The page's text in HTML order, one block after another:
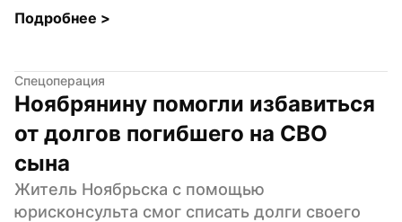
Подробнее >
Спецоперация
Ноябрянину помогли избавиться
от долгов погибшего на СВО
сына
Житель Ноябрьска с помощью
юрисконсульта смог списать долги своего